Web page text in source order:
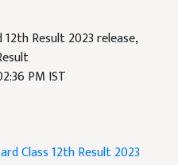
Result 2023 release,
PM IST
Class 12th Result 2023